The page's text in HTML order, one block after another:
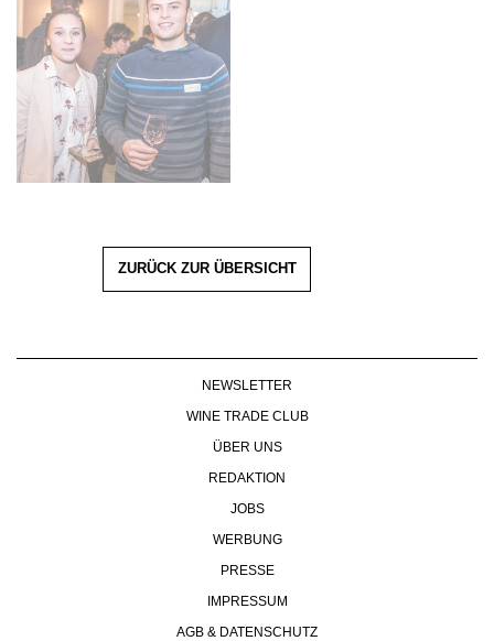
ZURÜCK ZUR ÜBERSICHT
NEWSLETTER
WINE TRADE CLUB
ÜBER UNS
REDAKTION
JOBS
WERBUNG
PRESSE
IMPRESSUM
AGB & DATENSCHUTZ